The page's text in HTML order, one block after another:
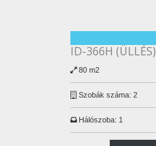
ID-366H (ÜLLÉS)
80 m2
Szobák száma: 2
Hálószoba: 1